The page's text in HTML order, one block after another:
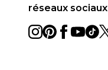
réseaux sociaux